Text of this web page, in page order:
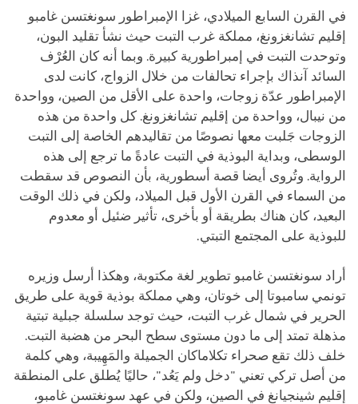
في القرن السابع الميلادي، غزا الإمبراطور سونغتسن غامبو
إقليم تشانغزونغ، مملكة غرب التبت حيث نشأ تقليد البون،
وتوحدت التبت في إمبراطورية كبيرة. وبما أنه كان العُرْف
السائد آنذاك بإجراء تحالفات من خلال الزواج، كانت لدى
الإمبراطور عدّة زوجات، واحدة على الأقل من الصين، وواحدة
من نيبال، وواحدة من إقليم تشانغزونغ. كل واحدة من هذه
الزوجات جَلبت معها نصوصًا من تقاليدهم الخاصة إلى التبت
الوسطى، وبداية البوذية في التبت عادةً ما ترجع إلى هذه
الرواية. وتُروى أيضا قصة أسطورية، بأن النصوص قد سقطت
من السماء في القرن الأول قبل الميلاد، ولكن في ذلك الوقت
البعيد، كان هناك بطريقة أو بأخرى، تأثير ضئيل أو معدوم
للبوذية على المجتمع التبتي.
أراد سونغتسن غامبو تطوير لغة مكتوبة، وهكذا أرسل وزيره
تونمي سامبوتا إلى خوتان، وهي مملكة بوذية قوية على طريق
الحرير في شمال غرب التبت، حيث توجد سلسلة جبلية تبتية
مذهلة تمتد إلى ما دون مستوى سطح البحر من هضبة التبت.
خلف ذلك تقع صحراء تكلاماكان الجميلة والمَهِيبة، وهي كلمة
من أصل تركي تعني "دخل ولم يَعُد"، حاليًا يُطلق على المنطقة
إقليم شينجيانغ في الصين، ولكن في عهد سونغتسن غامبو،